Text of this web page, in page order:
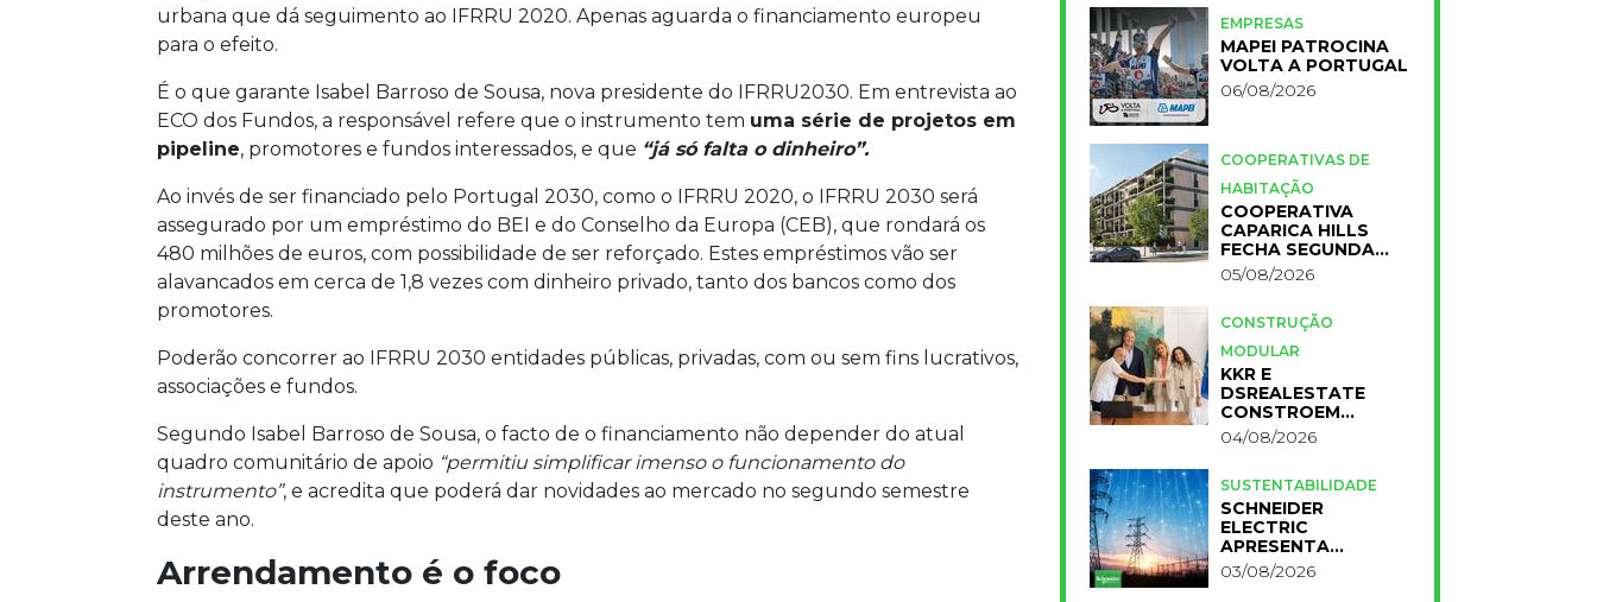
urbana que dá seguimento ao IFRRU 2020. Apenas aguarda o financiamento europeu
para o efeito.
É o que garante Isabel Barroso de Sousa, nova presidente do IFRRU2030. Em entrevista ao
ECO dos Fundos, a responsável refere que o instrumento tem uma série de projetos em
pipeline, promotores e fundos interessados, e que “já só falta o dinheiro”.
Ao invés de ser financiado pelo Portugal 2030, como o IFRRU 2020, o IFRRU 2030 será
assegurado por um empréstimo do BEI e do Conselho da Europa (CEB), que rondará os
480 milhões de euros, com possibilidade de ser reforçado. Estes empréstimos vão ser
alavancados em cerca de 1,8 vezes com dinheiro privado, tanto dos bancos como dos
promotores.
Poderão concorrer ao IFRRU 2030 entidades públicas, privadas, com ou sem fins lucrativos,
associações e fundos.
Segundo Isabel Barroso de Sousa, o facto de o financiamento não depender do atual
quadro comunitário de apoio “permitiu simplificar imenso o funcionamento do
instrumento”, e acredita que poderá dar novidades ao mercado no segundo semestre
deste ano.
Arrendamento é o foco
EMPRESAS
MAPEI PATROCINA
VOLTA A PORTUGAL
06/08/2026
COOPERATIVAS DE
HABITAÇÃO
COOPERATIVA
CAPARICA HILLS
FECHA SEGUNDA
FASE DO PROJETO
05/08/2026
CONSTRUÇÃO
MODULAR
KKR E
DSREALESTATE
CONSTROEM
RESIDÊNCIA
UNIVERSITÁRIA
04/08/2026
SUSTENTABILIDADE
SCHNEIDER
ELECTRIC
APRESENTA
PRIMEIROS
RESULTADOS DO
03/08/2026